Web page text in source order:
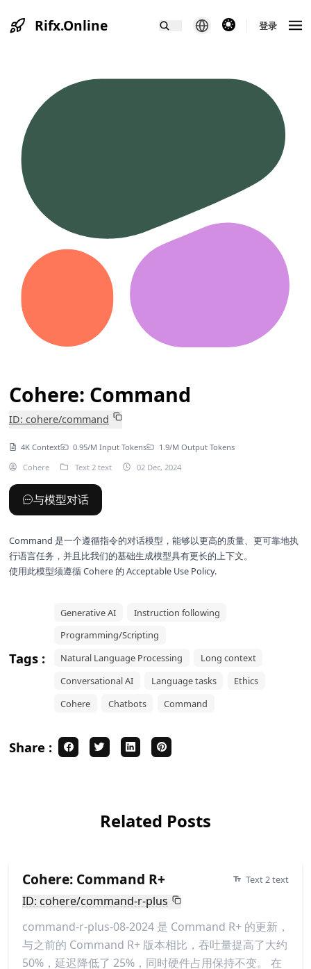
Rifx.Online theme switcher登录
Cohere: Command
ID: cohere/command
4K Context 0.95/M Input Tokens
1.9/M Output Tokens
Cohere
Text 2 text 02 Dec, 2024
与模型对话
Command 是一个遵循指令的对话模型，能够以更高的质量、更可靠地执
行语言任务，并且比我们的基础生成模型具有更长的上下文。
使用此模型须遵循 Cohere 的 Acceptable Use Policy.
Tags :
Generative AI
Instruction following
Programming/Scripting
Natural Language Processing
Long context
Conversational AI
Language tasks
Ethics
Cohere
Chatbots Command
Share :
Related Posts
Cohere: Command R+ Text 2 text
ID: cohere/command-r-plus
command-r-plus-08-2024 是 Command R+ 的更新，
与之前的 Command R+ 版本相比，吞吐量提高了大约
50%，延迟降低了 25%，同时硬件占用保持不变。 在